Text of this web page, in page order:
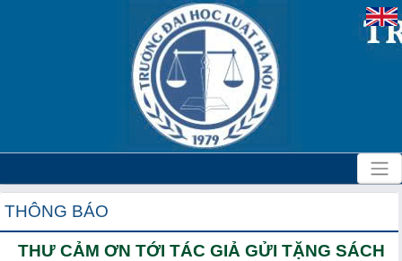
THÔNG BÁO
THƯ CẢM ƠN TỚI TÁC GIẢ GỬI TẶNG SÁCH